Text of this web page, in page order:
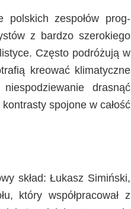
polskich zespołów prog-
z bardzo szerokiego
Często podróżują w
kreować klimatyczne
drasnąć
spojone w całość
skład: Łukasz Simiński,
który współpracował z